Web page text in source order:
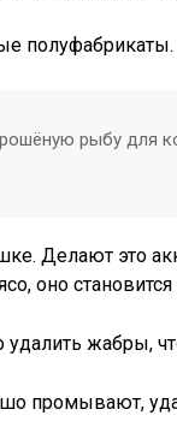
полуфабрикаты.
рыбу для
Делают это
оно
удалить жабры,
промывают,